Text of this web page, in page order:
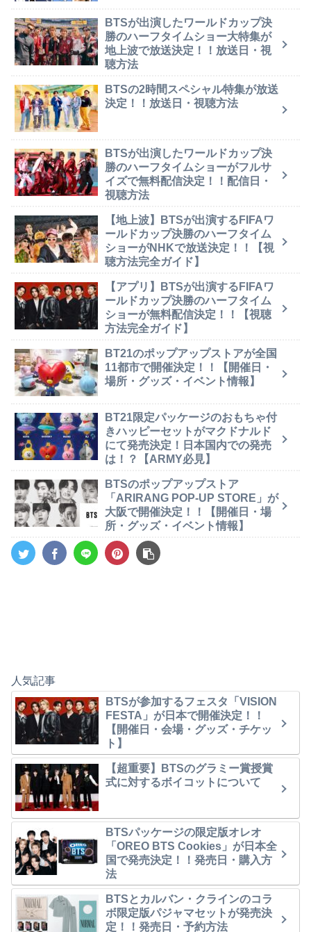
BTSが出演したワールドカップ決
勝のハーフタイムショー大特集が
地上波で放送決定！！放送日・視
聴方法
BTSの2時間スペシャル特集が放送
決定！！放送日・視聴方法
BTSが出演したワールドカップ決
勝のハーフタイムショーがフルサ
イズで無料配信決定！！配信日・
視聴方法
【地上波】BTSが出演するFIFAワ
ールドカップ決勝のハーフタイム
ショーがNHKで放送決定！！【視
聴方法完全ガイド】
【アプリ】BTSが出演するFIFAワ
ールドカップ決勝のハーフタイム
ショーが無料配信決定！！【視聴
方法完全ガイド】
BT21のポップアップストアが全国
11都市で開催決定！！【開催日・
場所・グッズ・イベント情報】
BT21限定パッケージのおもちゃ付
きハッピーセットがマクドナルド
にて発売決定！日本国内での発売
は！？【ARMY必見】
BTSのポップアップストア
「ARIRANG POP-UP STORE」が
大阪で開催決定！！【開催日・場
所・グッズ・イベント情報】
人気記事
BTSが参加するフェスタ「VISION
FESTA」が日本で開催決定！！
【開催日・会場・グッズ・チケッ
ト】
【超重要】BTSのグラミー賞授賞
式に対するボイコットについて
BTSパッケージの限定版オレオ
「OREO BTS Cookies」が日本全
国で発売決定！！発売日・購入方
法
BTSとカルバン・クラインのコラ
ボ限定版パジャマセットが発売決
定！！発売日・予約方法